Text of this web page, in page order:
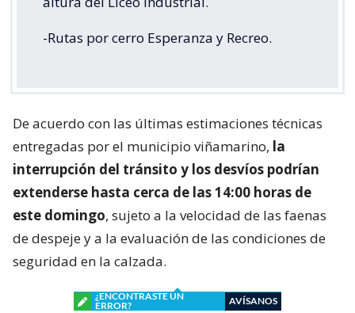
-Rutas por cerro Esperanza y Recreo.
De acuerdo con las últimas estimaciones técnicas
entregadas por el municipio viñamarino, la
interrupción del tránsito y los desvíos podrían
extenderse hasta cerca de las 14:00 horas de
este domingo, sujeto a la velocidad de las faenas
de despeje y a la evaluación de las condiciones de
seguridad en la calzada.
¿ENCONTRASTE UN
ERROR?
AVÍSANOS